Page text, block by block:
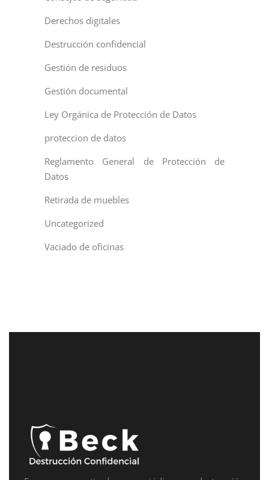
Derechos digitales
Destrucción confidencial
Gestión de residuos
Gestión documental
Ley Orgánica de Protección de Datos
proteccion de datos
Reglamento General de Protección de
Datos
Retirada de muebles
Uncategorized
Vaciado de oficinas